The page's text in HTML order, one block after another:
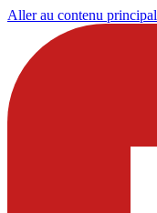
Aller au contenu principal